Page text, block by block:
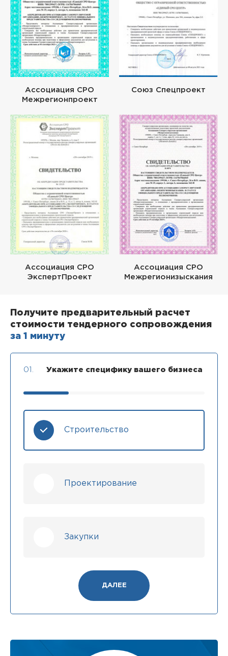
Ассоциация СРО
Межрегионпроект
Союз Спецпроект
Ассоциация СРО
ЭкспертПроект
Ассоциация СРО
Межрегионизыскания
Получите предварительный расчет
стоимости тендерного сопровождения
за 1 минуту
01. Укажите специфику вашего бизнеса
Строительство
Проектирование
Закупки
ДАЛЕЕ